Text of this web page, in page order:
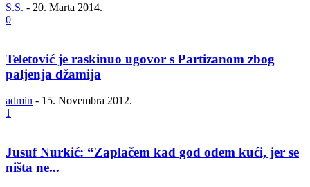
S.S. - 20. Marta 2014.
0
Teletović je raskinuo ugovor s Partizanom zbog
paljenja džamija
admin - 15. Novembra 2012.
1
Jusuf Nurkić: “Zaplačem kad god odem kući, jer se
ništa ne...